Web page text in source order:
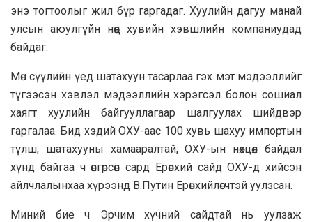
энэ тогтоолыг жил бүр гаргадаг. Хуулийн дагуу манай
улсын аюулгүйн нөөц хувийн хэвшлийн компаниудад
байдаг.
Мөн сүүлийн үед шатахуун тасарлаа гэх мэт мэдээллийг
түгээсэн хэвлэл мэдээллийн хэрэгсэл болон сошиал
хаягт хуулийн байгууллагаар шалгуулах шийдвэр
гаргалаа. Бид хэдий ОХУ-аас 100 хувь шахуу импортын
түлш, шатахууны хамааралтай, ОХУ-ын нөхцөл байдал
хүнд байгаа ч өнгөрсөн сард Ерөнхий сайд ОХУ-д хийсэн
айлчлалынхаа хүрээнд В.Путин Ерөнхийлөгчтэй уулзсан.
Миний бие ч Эрчим хүчний сайдтай нь уулзаж